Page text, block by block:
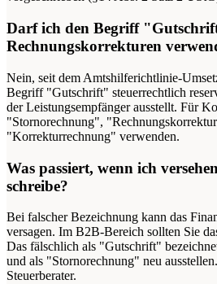
Darf ich den Begriff
Rechnungskorrekturen
Nein, seit dem Amtshilferichtlinie-
Begriff "Gutschrift" steuerrechtlich
der Leistungsempfänger ausstellt. Für
"Stornorechnung",
"Korrekturrechnung" verwenden.
Was passiert, wenn ich
schreibe?
Bei falscher Bezeichnung kann das
versagen. Im B2B-Bereich sollten Sie
Das fälschlich als "Gutschrift"
und als "Stornorechnung" neu
Steuerberater.